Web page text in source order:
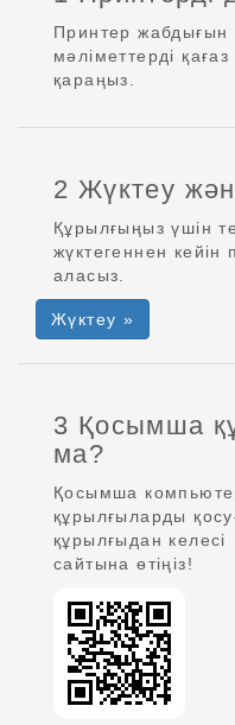
Принтер жабдығын
мәліметтерді
қараңыз.
2 Жүктеу
Құрылғыңыз үшін
жүктегеннен кейін
аласыз.
Жүктеу »
3 Қосымша
ма?
Қосымша
құрылғыларды
құрылғыдан келесі
сайтына өтіңіз!